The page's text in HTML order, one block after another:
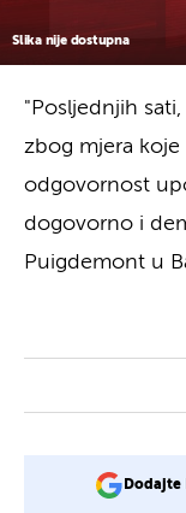
Slika nije dostupna
"Posljednjih
zbog mjera koje
odgovornost
dogovorno i
Puigdemont u
Dodajte